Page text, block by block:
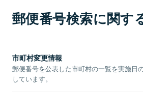
郵便番号検索に関す
市町村変更情報
郵便番号を公表した市町村の一覧を実施日
しています。